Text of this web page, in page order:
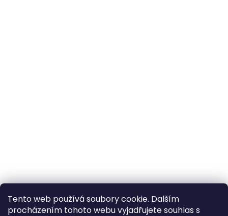
Tento web používá soubory cookie. Dalším
procházením tohoto webu vyjadřujete souhlas s